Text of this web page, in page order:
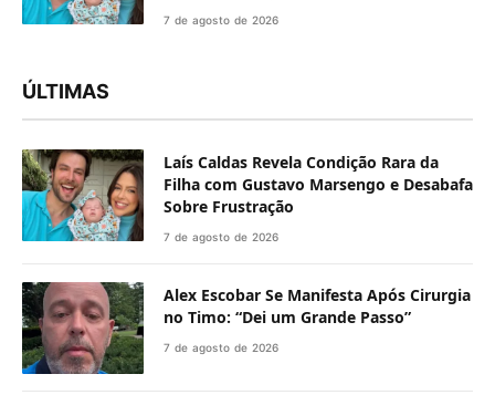
7 de agosto de 2026
ÚLTIMAS
Laís Caldas Revela Condição Rara da
Filha com Gustavo Marsengo e Desabafa
Sobre Frustração
7 de agosto de 2026
Alex Escobar Se Manifesta Após Cirurgia
no Timo: “Dei um Grande Passo”
7 de agosto de 2026